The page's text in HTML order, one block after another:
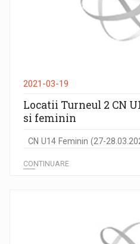
2021-03-19
Locatii Turneul 2 CN
si feminin
CN U14 Feminin (27-
CONTINUARE